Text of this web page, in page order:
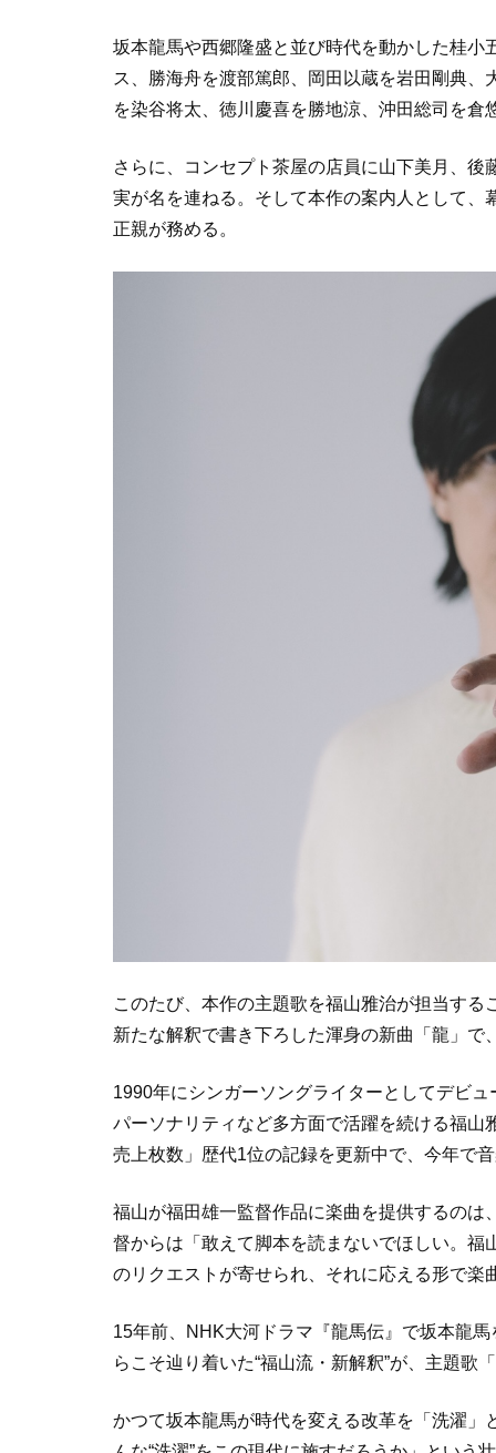
坂本龍馬や西郷隆盛と並び時代を動かした桂
ス、勝海舟を渡部篤郎、岡田以蔵を岩田剛典
を染谷将太、徳川慶喜を勝地涼、沖田総司を倉
さらに、コンセプト茶屋の店員に山下美月、
実が名を連ねる。そして本作の案内人として、
正親が務める。
このたび、本作の主題歌を福山雅治が担当する
新たな解釈で書き下ろした渾身の新曲「龍」で
1990年にシンガーソングライターとしてデビ
パーソナリティなど多方面で活躍を続ける福
売上枚数」歴代1位の記録を更新中で、今年で
福山が福田雄一監督作品に楽曲を提供するの
督からは「敢えて脚本を読まないでほしい。
のリクエストが寄せられ、それに応える形で楽
15年前、NHK大河ドラマ『龍馬伝』で坂本龍
らこそ辿り着いた“福山流・新解釈”が、主題歌
かつて坂本龍馬が時代を変える改革を「洗濯